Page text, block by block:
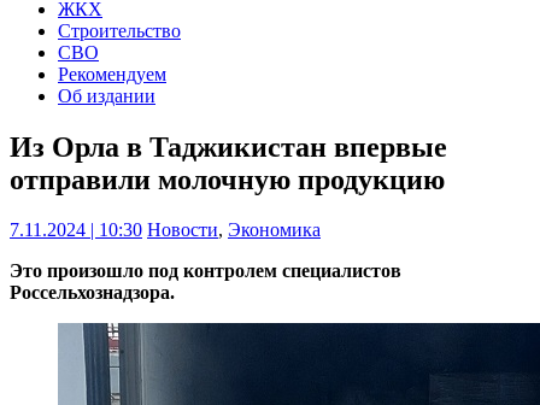
ЖКХ
Строительство
СВО
Рекомендуем
Об издании
Из Орла в Таджикистан впервые
отправили молочную продукцию
7.11.2024 | 10:30 Новости, Экономика
Это произошло под контролем специалистов
Россельхознадзора.